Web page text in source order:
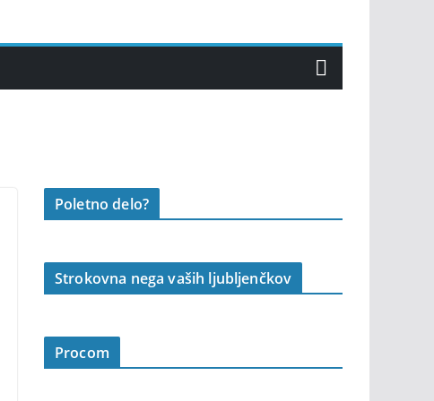
Poletno delo?
Strokovna nega vaših ljubljenčkov
Procom